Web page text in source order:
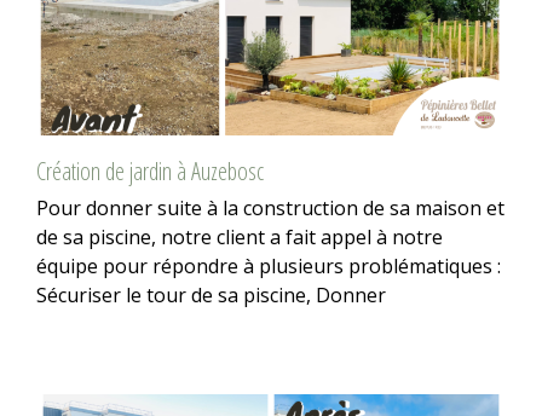
Création de jardin à Auzebosc
Pour donner suite à la construction de sa maison et
de sa piscine, notre client a fait appel à notre
équipe pour répondre à plusieurs problématiques :
Sécuriser le tour de sa piscine, Donner